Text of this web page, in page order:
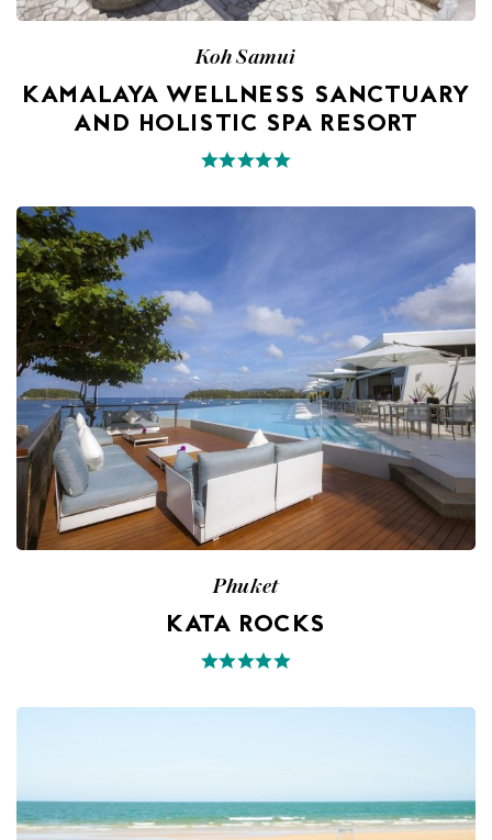
Koh Samui
KAMALAYA WELLNESS SANCTUARY
AND HOLISTIC SPA RESORT
Phuket
KATA ROCKS